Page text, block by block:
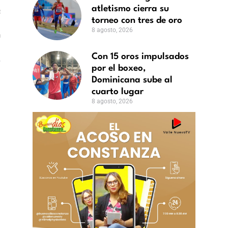
atletismo cierra su
torneo con tres de oro
8 agosto, 2026
Con 15 oros impulsados
por el boxeo,
Dominicana sube al
cuarto lugar
8 agosto, 2026